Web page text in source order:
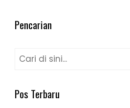
Pencarian
Cari
Pos Terbaru